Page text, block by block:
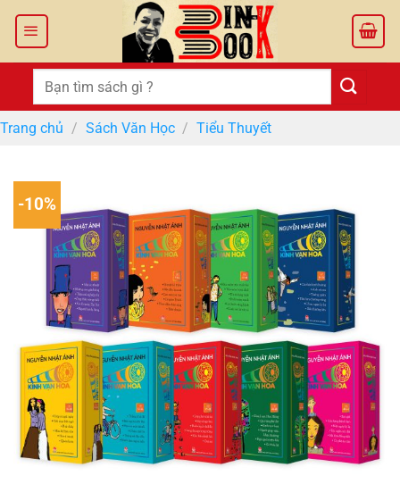
Tìm
kiếm:
Trang chủ / Sách Văn Học / Tiểu Thuyết
-10%